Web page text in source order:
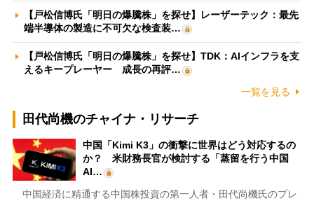
【戸松信博氏「明日の爆騰株」を探せ】レーザーテック：最先
端半導体の製造に不可欠な検査装…
【戸松信博氏「明日の爆騰株」を探せ】TDK：AIインフラを支
えるキープレーヤー 成長の再評…
一覧を見る
田代尚機のチャイナ・リサーチ
中国「Kimi K3」の衝撃に世界はどう対応するの
か？ 米財務長官が検討する「蒸留を行う中国
AI…
中国経済に精通する中国株投資の第一人者・田代尚機氏のプレ